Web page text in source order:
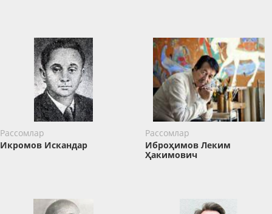
Рассомлар
Икромов Искандар
Рассомлар
Иброҳимов Леким
Ҳакимович